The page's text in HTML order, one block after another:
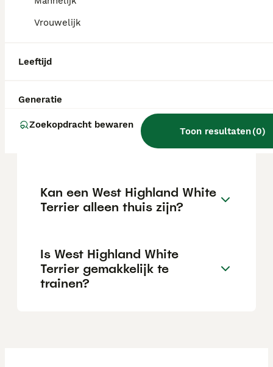
Vrouwelijk
Leeftijd
Generatie
Zoekopdracht bewaren
Toon resultaten(0)
van de fokker en de locatie.
Wat is het karakter van een
Hoeveel jaar leeft een West
Highland White Terrier?
Kan een West Highland White
Terrier alleen thuis zijn?
Is West Highland White
Terrier gemakkelijk te
trainen?